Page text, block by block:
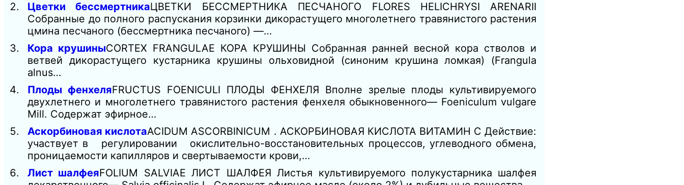
Цветки бессмертникаЦВЕТКИ БЕССМЕРТНИКА ПЕСЧАНОГО FLORES HELICHRYSI ARENARII
Собранные до полного распускания корзинки дикорастущего многолетнего травянистого растения
цмина песчаного (бессмертника песчаного) —…
Кора крушиныCORTEX FRANGULAE КОРА КРУШИНЫ Собранная ранней весной кора стволов и
ветвей дикорастущего кустарника крушины ольховидной (синоним крушина ломкая) (Frangula
alnus…
Плоды фенхеляFRUCTUS FOENICULI ПЛОДЫ ФЕНХЕЛЯ Вполне зрелые плоды культивируемого
двухлетнего и многолетнего травянистого растения фенхеля обыкновенного— Foeniculum vulgare
Mill. Содержат эфирное…
Аскорбиновая кислотаACIDUM ASCORBINICUM . АСКОРБИНОВАЯ КИСЛОТА ВИТАМИН С Действие:
участвует в регулировании окислительно-восстановительных процессов, углеводного обмена,
проницаемости капилляров и свертываемости крови,…
Лист шалфеяFOLIUM SALVIAE ЛИСТ ШАЛФЕЯ Листья культивируемого полукустарника шалфея